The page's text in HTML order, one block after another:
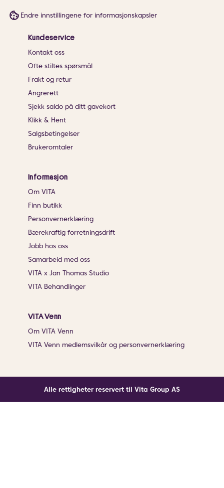
Endre innstillingene for informasjonskapsler
Kundeservice
Kontakt oss
Ofte stiltes spørsmål
Frakt og retur
Angrerett
Sjekk saldo på ditt gavekort
Klikk & Hent
Salgsbetingelser
Brukeromtaler
Informasjon
Om VITA
Finn butikk
Personvernerklæring
Bærekraftig forretningsdrift
Jobb hos oss
Samarbeid med oss
VITA x Jan Thomas Studio
VITA Behandlinger
VITA Venn
Om VITA Venn
VITA Venn medlemsvilkår og personvernerklæring
Alle rettigheter reservert til Vita Group AS